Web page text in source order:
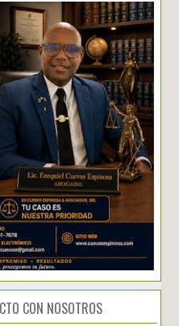
CON NOSOTROS